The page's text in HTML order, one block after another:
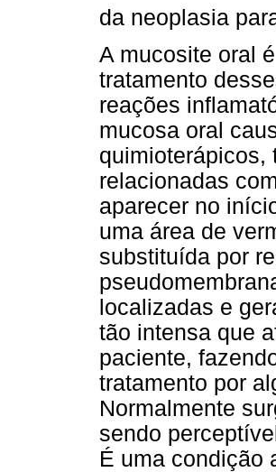
da neoplasia
A mucosite oral
tratamento
reações
mucosa oral
quimioterápicos,
relacionadas
aparecer no
uma área de
substituída por
localizadas e
tão intensa que
paciente,
tratamento por
Normalmente
sendo
É uma condição